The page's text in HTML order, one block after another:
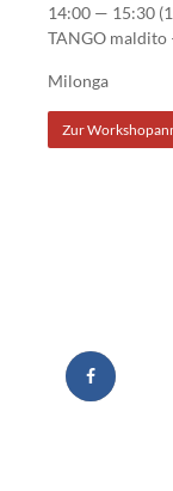
14:00 — 15:30
TANGO maldito
Milonga
Zur